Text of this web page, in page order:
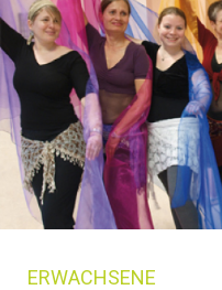
ERWACHSENE